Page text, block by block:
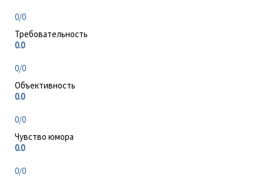
0/0
Требовательность
0.0
0/0
Объективность
0.0
0/0
Чувство юмора
0.0
0/0